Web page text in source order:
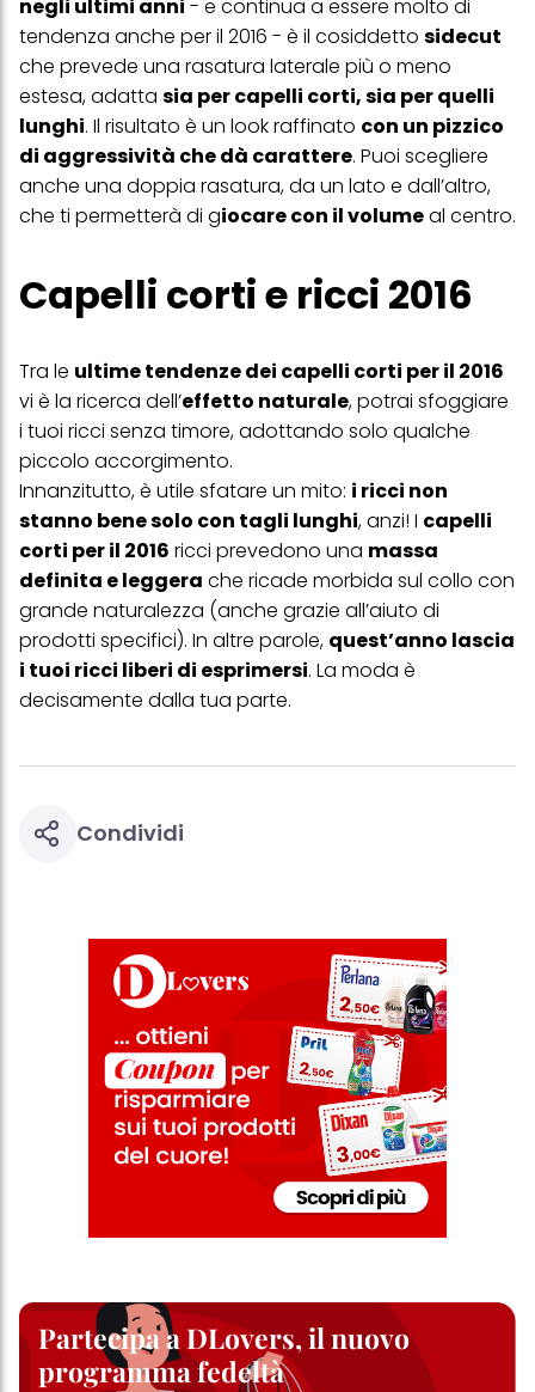
negli ultimi anni - e continua a essere molto di
tendenza anche per il 2016 - è il cosiddetto sidecut
che prevede una rasatura laterale più o meno
estesa, adatta sia per capelli corti, sia per quelli
lunghi. Il risultato è un look raffinato con un pizzico
di aggressività che dà carattere. Puoi scegliere
anche una doppia rasatura, da un lato e dall’altro,
che ti permetterà di giocare con il volumeal centro.
Capelli corti e ricci 2016
Tra le ultime tendenze dei capelli corti per il 2016
vi è la ricerca dell’effetto naturale, potrai sfoggiare
i tuoi ricci senza timore, adottando solo qualche
piccolo accorgimento.
Innanzitutto, è utile sfatare un mito: i ricci non
stanno bene solo con tagli lunghi, anzi! I capelli
corti per il 2016 ricci prevedono una massa
definita e leggera che ricade morbida sul collo con
grande naturalezza (anche grazie all’aiuto di
prodotti specifici). In altre parole, quest’anno lascia
i tuoi ricci liberi di esprimersi. La moda è
decisamente dalla tua parte.
Condividi
Partecipa a DLovers, il nuovo
programma fedeltà
effetto per il futuro disabilitando i cookie sul nostro sito web nella
sezione "Impostazioni cookie" collegata nel piè di pagina. Per
ulteriori informazioni sui cookie utilizzati su questo sito Web, in
particolare sul loro periodo di conservazione, consultare le
informazioni dettagliate su ciascun cookie disponibili facendo
clic su "modifica" di seguito".
Se fai clic su "Modifica" potrai trovare maggiori informazioni sul
trattamento dei tuoi dati / sull'uso dei cookie e consentirli per uno o
più degli scopi sopra menzionati. Cliccando su "Accetta tutto",
acconsenti all'uso dei cookie e al trattamento dei tuoi dati
questo sito web.